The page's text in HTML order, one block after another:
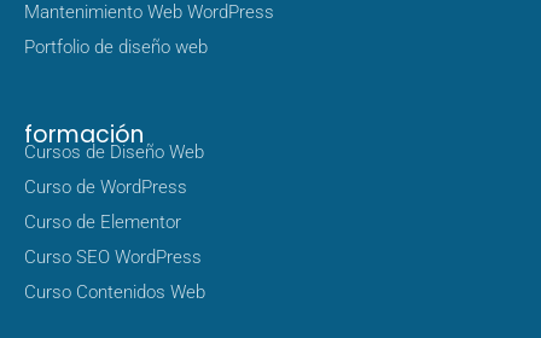
Mantenimiento Web WordPress
Portfolio de diseño web
formación
Cursos de Diseño Web
Curso de WordPress
Curso de Elementor
Curso SEO WordPress
Curso Contenidos Web